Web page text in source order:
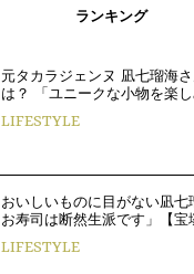
ランキング
元タカラジェンヌ 凪七瑠海
は？ 「ユニークな小物を楽
LIFESTYLE
おいしいものに目がない凪
お寿司は断然生派です」【
LIFESTYLE